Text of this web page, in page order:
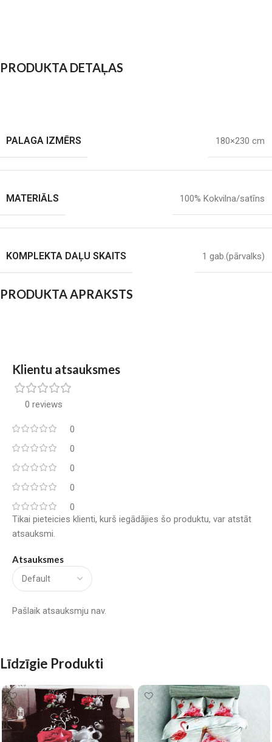
PRODUKTA DETAĻAS
PALAGA IZMĒRS 180×230 cm
MATERIĀLS 100% Kokvilna/satīns
KOMPLEKTA DAĻU SKAITS 1 gab.(pārvalks)
PRODUKTA APRAKSTS
Klientu atsauksmes
0 reviews
0
0
0
0
0
Atsauksmes
Pašlaik atsauksmju nav.
Tikai pieteicies klienti, kurš iegādājies šo produktu, var atstāt
atsauksmi.
Līdzīgie Produkti